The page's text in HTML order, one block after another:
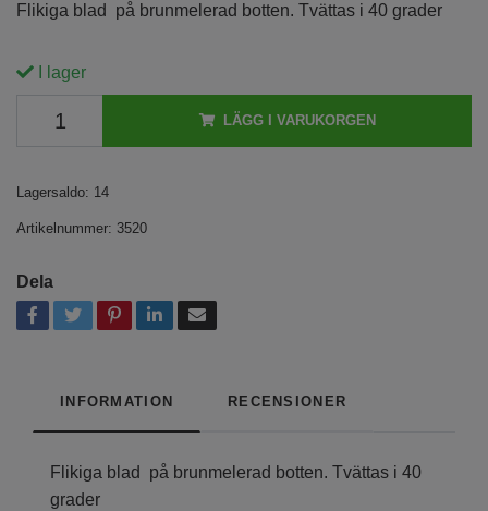
Flikiga blad på brunmelerad botten. Tvättas i 40 grader
I lager
LÄGG I VARUKORGEN
Lagersaldo: 14
Artikelnummer: 3520
Dela
INFORMATION RECENSIONER
Flikiga blad på brunmelerad botten. Tvättas i 40
grader